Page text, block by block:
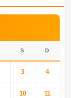
S D
3 4
10 11